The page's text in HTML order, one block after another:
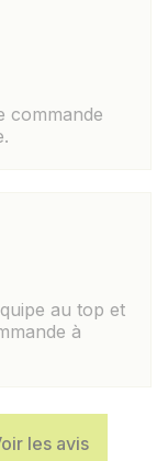
commande
au top et
à
les avis